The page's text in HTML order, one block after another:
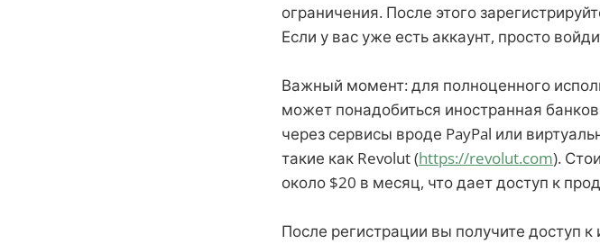
ограничения. После этого
Если у вас уже есть аккаунт, просто
Важный момент: для полноценного
может понадобиться иностранная
через сервисы вроде PayPal или
такие как Revolut (https://revolut.com).
около $20 в месяц, что дает доступ к
После регистрации вы получите доступ